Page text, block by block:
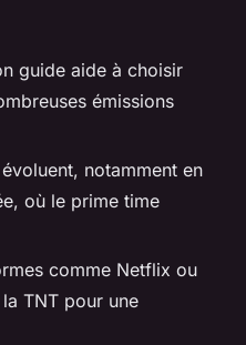
guide aide à choisir
émissions
notamment en
où le prime time
comme Netflix ou
TNT pour une